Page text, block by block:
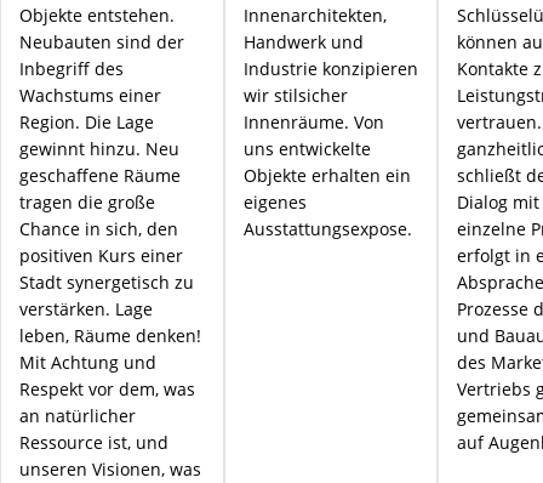
Objekte entstehen.
Neubauten sind der
Inbegriff des
Wachstums einer
Region. Die Lage
gewinnt hinzu. Neu
geschaffene Räume
tragen die große
Chance in sich, den
positiven Kurs einer
Stadt synergetisch zu
verstärken. Lage
leben, Räume denken!
Mit Achtung und
Respekt vor dem, was
an natürlicher
Ressource ist, und
unseren Visionen, was
Innenarchitekten,
Handwerk und
Industrie konzipieren
wir stilsicher
Innenräume. Von
uns entwickelte
Objekte erhalten ein
eigenes
Ausstattungsexpose.
können
Kontakte
schließt
Dialog
einzelne
erfolgt in
Prozesse
und
des
Vertriebs
auf